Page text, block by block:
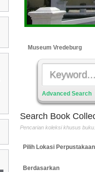
Museum Vredeburg
Advanced Search
Search Book
Pencarian koleksi khusus buku.
Pilih Lokasi Perpustakaan
Berdasarkan